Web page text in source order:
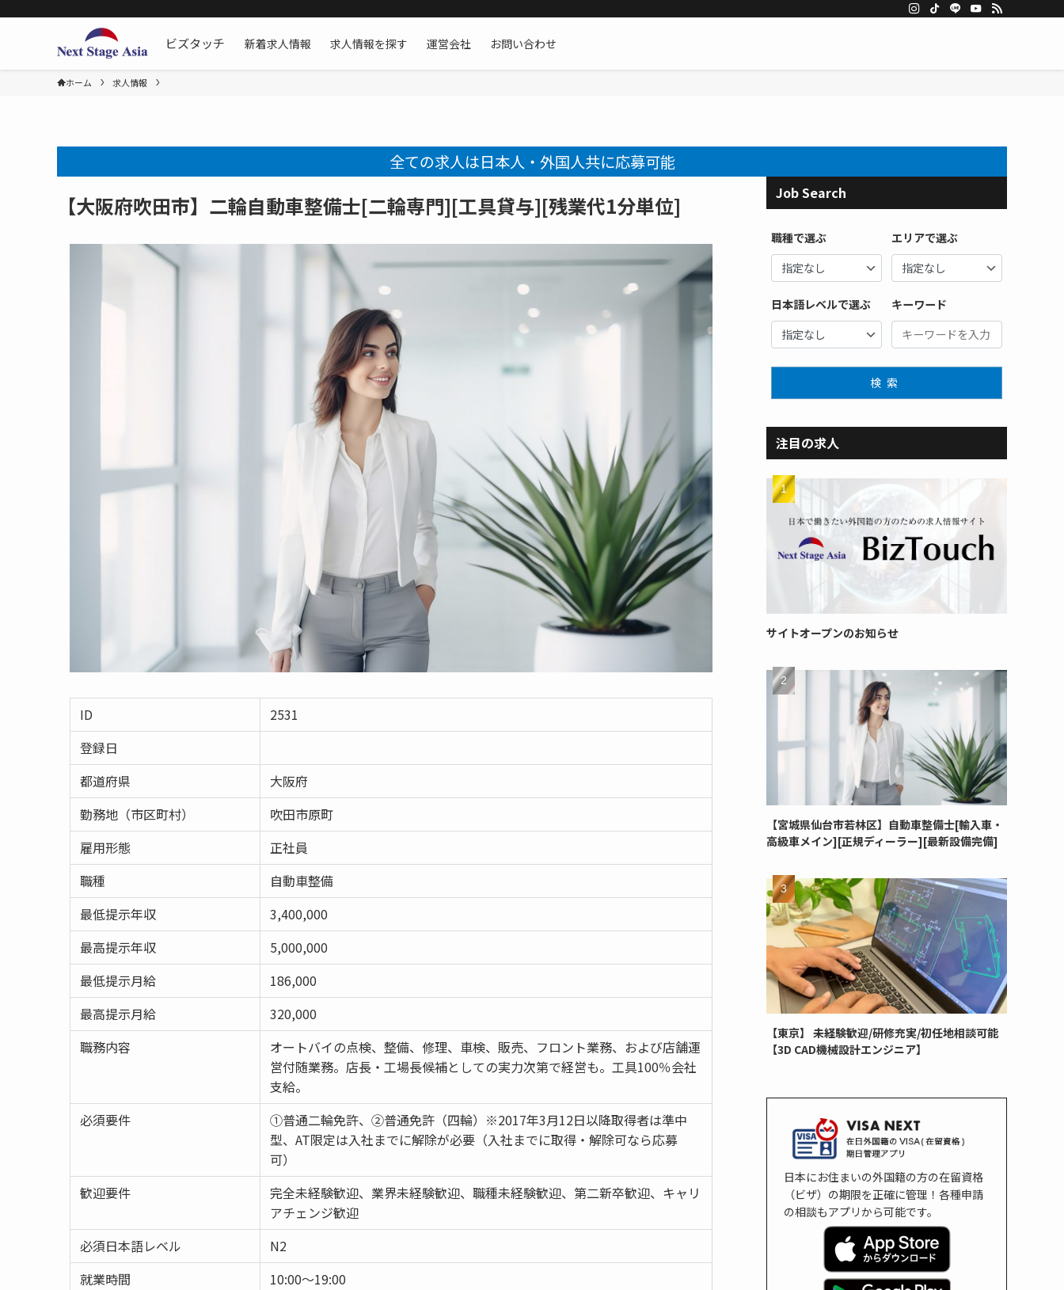
ビズタッチ
新着求人情報 求人情報を探す 運営会社 お問い合わせ
ホーム 求人情報
全ての求人は日本人・外国人共に応募可能
【大阪府吹田市】二輪自動車整備士[二輪専門][工具貸与][残業代1分単位]
ID
2531
登録日
都道府県
大阪府
勤務地（市区町村）
吹田市原町
雇用形態
正社員
職種
自動車整備
最低提示年収
3,400,000
最高提示年収
5,000,000
最低提示月給
186,000
最高提示月給
320,000
職務内容
オートバイの点検、整備、修理、車検、販売、フロント業務、および店舗運
営付随業務。店長・工場長候補としての実力次第で経営も。工具100％会社
支給。
必須要件
①普通二輪免許、②普通免許（四輪）※2017年3月12日以降取得者は準中
型、AT限定は入社までに解除が必要（入社までに取得・解除可なら応募
可）
歓迎要件
完全未経験歓迎、業界未経験歓迎、職種未経験歓迎、第二新卒歓迎、キャリ
アチェンジ歓迎
必須日本語レベル
N2
就業時間
10:00～19:00
Job Search
職種で選ぶ エリアで選ぶ
日本語レベルで選ぶ キーワード
検索
注目の求人
サイトオープンのお知らせ
【宮城県仙台市若林区】自動車整備士[輸入車・
高級車メイン][正規ディーラー][最新設備完備]
【東京】 未経験歓迎/研修充実/初任地相談可能
【3D CAD機械設計エンジニア】
日本にお住まいの外国籍の方の在留資格
（ビザ）の期限を正確に管理！各種申請
の相談もアプリから可能です。